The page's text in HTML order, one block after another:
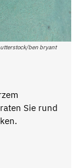
ben bryant
Sie rund